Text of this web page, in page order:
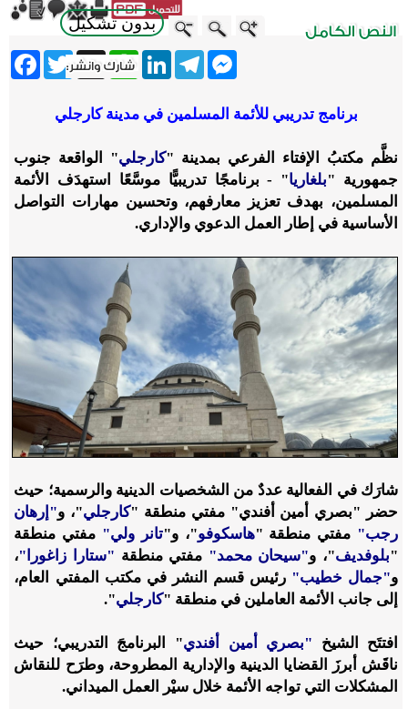
بدون تشكيل
Twitter X
WhatsApp
LinkedInTelegram
Messenger
برنامج تدريبي للأئمة المسلمين في مدينة كارجلي
نظَّم مكتبُ الإفتاء الفرعي بمدينة "كارجلي" الواقعة جنوب
جمهورية "بلغاريا" - برنامجًا تدريبيًّا موسَّعًا استهدَف الأئمة
المسلمين، بهدف تعزيز معارفهم، وتحسين مهارات التواصل
الأساسية في إطار العمل الدعوي والإداري.
شارَك في الفعالية عددٌ من الشخصيات الدينية والرسمية؛ حيث
حضر "بصري أمين أفندي" مفتي منطقة "كارجلي"، و"إرهان
رجب" مفتي منطقة "هاسكوفو"، و"تانر ولي" مفتي منطقة
"بلوفديف"، و"سيحان محمد" مفتي منطقة "ستارا زاغورا"،
و"جمال خطيب" رئيس قسم النشر في مكتب المفتي العام،
إلى جانب الأئمة العاملين في منطقة "كارجلي".
افتتَح الشيخ "بصري أمين أفندي" البرنامجَ التدريبي؛ حيث
ناقَش أبرزَ القضايا الدينية والإدارية المطروحة، وطرَح للنقاش
المشكلات التي تواجه الأئمة خلال سيْر العمل الميداني.